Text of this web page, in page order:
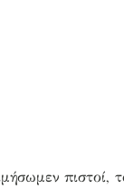
πιστοί,